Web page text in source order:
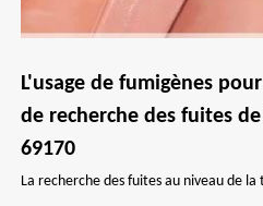
L'usage de fumigènes
de recherche des fuites
69170
La recherche des fuites au niveau de